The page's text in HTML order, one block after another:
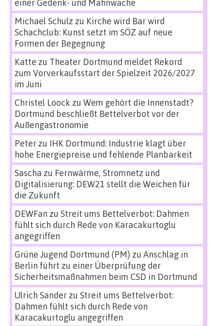
einer Gedenk- und Mahnwache
Michael Schulz zu Kirche wird Bar wird
Schachclub: Kunst setzt im SÖZ auf neue
Formen der Begegnung
Katte zu Theater Dortmund meldet Rekord
zum Vorverkaufsstart der Spielzeit 2026/2027
im Juni
Christel Loock zu Wem gehört die Innenstadt?
Dortmund beschließt Bettelverbot vor der
Außengastronomie
Peterzu IHK Dortmund: Industrie klagt über
hohe Energiepreise und fehlende Planbarkeit
Sascha zu Fernwärme, Stromnetz und
Digitalisierung: DEW21 stellt die Weichen für
die Zukunft
DEWFan zu Streit ums Bettelverbot: Dahmen
fühlt sich durch Rede von Karacakurtoglu
angegriffen
Grüne Jugend Dortmund (PM) zu Anschlag in
Berlin führt zu einer Überprüfung der
Sicherheitsmaßnahmen beim CSD in Dortmund
Ulrich Sanderzu Streit ums Bettelverbot:
Dahmen fühlt sich durch Rede von
Karacakurtoglu angegriffen